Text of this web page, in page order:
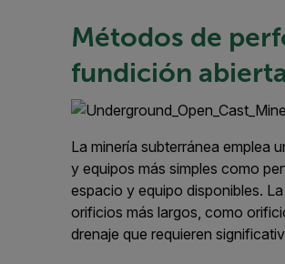
Métodos de
fundición abierta
La minería subterránea emplea
y equipos más simples como
espacio y equipo disponibles.
orificios más largos, como
drenaje que requieren